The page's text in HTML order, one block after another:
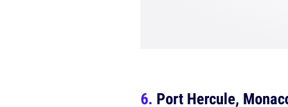
Port Hercule,